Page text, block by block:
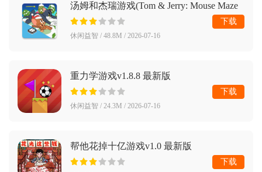
汤姆和杰瑞游戏(Tom & Jerry: Mouse Maze
安装器)v3.0.22-google 最新版
休闲益智 / 48.8M / 2026-07-16
下载
重力学游戏v1.8.8 最新版
休闲益智 / 24.3M / 2026-07-16
下载
帮他花掉十亿游戏v1.0 最新版
下载